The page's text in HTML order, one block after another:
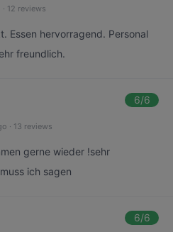
· 12 reviews
Essen hervorragend. Personal
freundlich.
6/6
· 13 reviews
gerne wieder !sehr
ich sagen
6/6